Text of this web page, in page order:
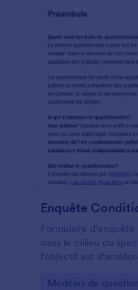
Enquête
Formulaire
dans le milieu du
l'objectif est
Go to Category:
Modèles de